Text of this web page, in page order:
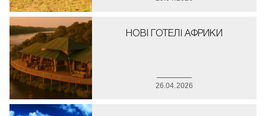
НОВІ ГОТЕЛІ АФРИКИ
26.04.2026